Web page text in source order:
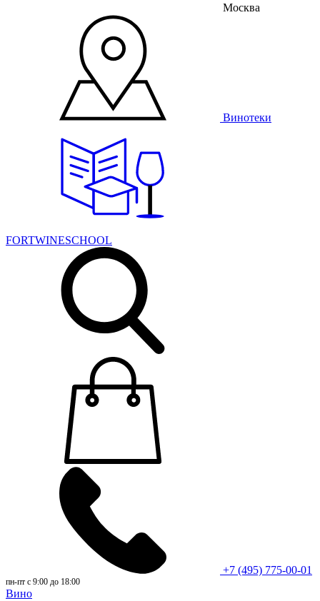
Москва
Винотеки
FORTWINESCHOOL
+7 (495) 775-00-01
пн-пт с 9:00 до 18:00
Вино